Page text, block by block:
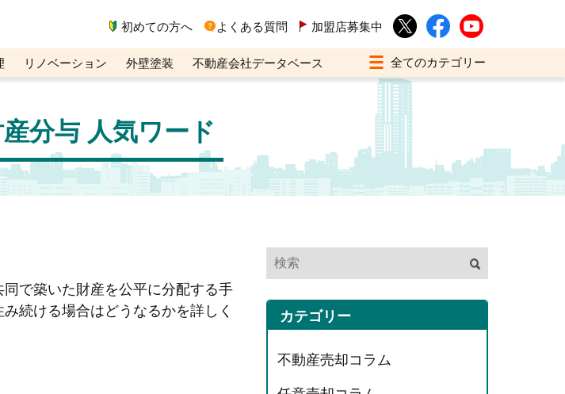
初めての方へ よくある質問 加盟店募集中
リノベーション 外壁塗装
不動産会社データベース
Biz
分与 人気ワード
で築いた財産を公平に分配する手
続ける場合はどうなるかを詳しく
カテゴリー
不動産売却コラム